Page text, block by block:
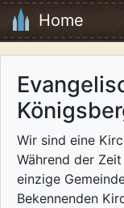
Home
Wir sind eine
Während der
einzige
Bekennenden